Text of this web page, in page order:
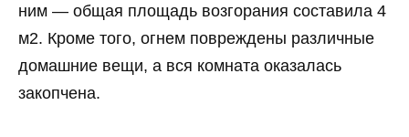
ним — общая площадь возгорания составила 4
м2. Кроме того, огнем повреждены различные
домашние вещи, а вся комната оказалась
закопчена.